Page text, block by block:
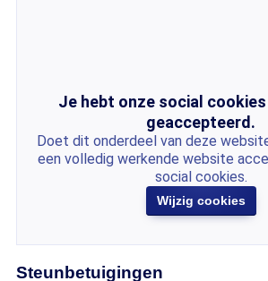
Je hebt onze social
geaccepteerd.
Doet dit onderdeel van deze
een volledig werkende website
social cookies.
Wijzig cookies
Steunbetuigingen